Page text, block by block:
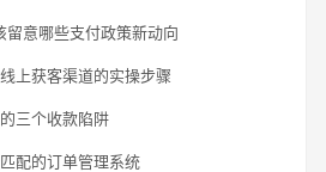
意哪些支付政策新动向
上获客渠道的实操步骤
三个收款陷阱
配的订单管理系统